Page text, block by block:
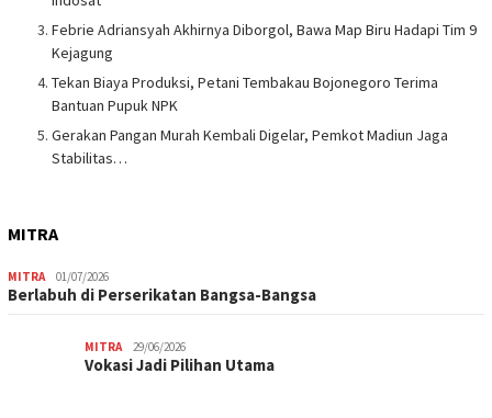
Febrie Adriansyah Akhirnya Diborgol, Bawa Map Biru Hadapi Tim 9
Kejagung
Tekan Biaya Produksi, Petani Tembakau Bojonegoro Terima
Bantuan Pupuk NPK
Gerakan Pangan Murah Kembali Digelar, Pemkot Madiun Jaga
Stabilitas…
MITRA
MITRA 01/07/2026
Berlabuh di Perserikatan Bangsa-Bangsa
MITRA 29/06/2026
Vokasi Jadi Pilihan Utama